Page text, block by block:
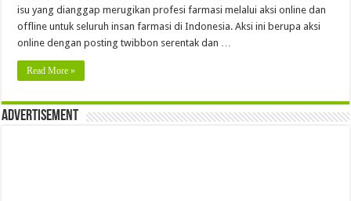
isu yang dianggap merugikan profesi farmasi melalui aksi online dan
offline untuk seluruh insan farmasi di Indonesia. Aksi ini berupa aksi
online dengan posting twibbon serentak dan …
Read More »
Advertisement